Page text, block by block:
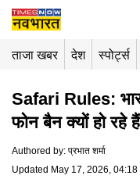
ताजा खबर देश स्पोर्ट्स
Safari Rules:
फोन बैन क्यों हो रहे
Authored by: प्रभात शर्मा
Updated May 17, 2026, 04:18